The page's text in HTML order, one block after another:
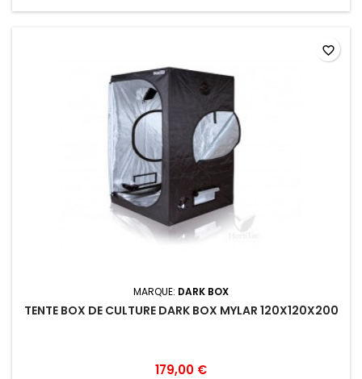
MARQUE: DARK BOX
TENTE BOX DE CULTURE DARK BOX MYLAR 120X120X200
179,00 €
favorite_border